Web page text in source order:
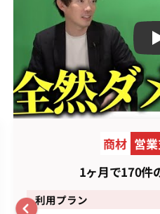
商材 営
1ヶ月で170件
利用プラン